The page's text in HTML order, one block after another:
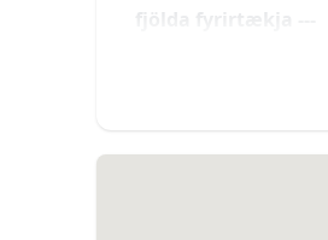
fjölda fyrirtækja ---
***Bilin er
húsinu***